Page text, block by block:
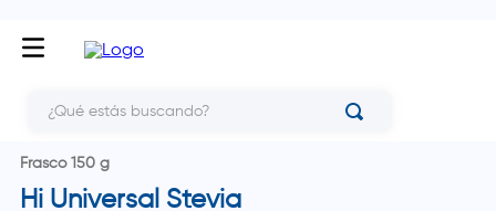
Frasco 150 g
Hi Universal Stevia